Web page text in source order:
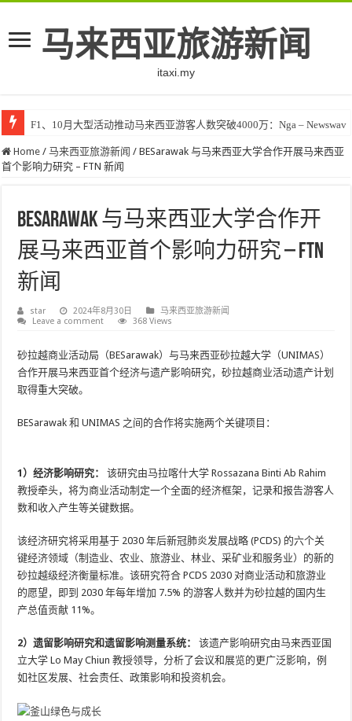
马来西亚旅游新闻
itaxi.my
F1、10月大型活动推动马来西亚游客人数突破4000万：Nga – Newswav
Home / 马来西亚旅游新闻 / BESarawak 与马来西亚大学合作开展马来西亚
首个影响力研究 – FTN 新闻
BESarawak 与马来西亚大学合作开
展马来西亚首个影响力研究 – FTN
新闻
star 2024年8月30日
马来西亚旅游新闻
Leave a comment
368 Views
砂拉越商业活动局（BESarawak）与马来西亚砂拉越大学（UNIMAS）
合作开展马来西亚首个经济与遗产影响研究，砂拉越商业活动遗产计划
取得重大突破。
BESarawak 和 UNIMAS 之间的合作将实施两个关键项目：
1）经济影响研究：
该研究由马拉喀什大学 Rossazana Binti Ab Rahim
教授牵头，将为商业活动制定一个全面的经济框架，记录和报告游客人
数和收入产生等关键数据。
该经济研究将采用基于 2030 年后新冠肺炎发展战略 (PCDS) 的六个关
键经济领域（制造业、农业、旅游业、林业、采矿业和服务业）的新的
砂拉越级经济衡量标准。该研究符合 PCDS 2030 对商业活动和旅游业
的愿望，即到 2030 年每年增加 7.5% 的游客人数并为砂拉越的国内生
产总值贡献 11%。
2）遗留影响研究和遗留影响测量系统：该遗产影响研究由马来西亚国
立大学 Lo May Chiun 教授领导，分析了会议和展览的更广泛影响，例
如社区发展、社会责任、政策影响和投资机会。